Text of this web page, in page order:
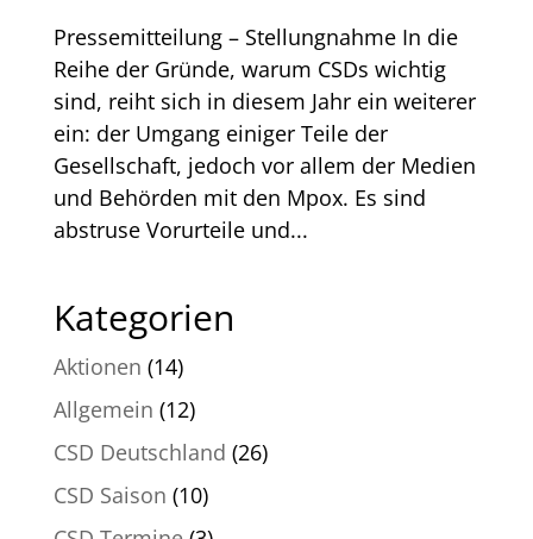
Pressemitteilung – Stellungnahme In die
Reihe der Gründe, warum CSDs wichtig
sind, reiht sich in diesem Jahr ein weiterer
ein: der Umgang einiger Teile der
Gesellschaft, jedoch vor allem der Medien
und Behörden mit den Mpox. Es sind
abstruse Vorurteile und...
Kategorien
Aktionen (14)
Allgemein (12)
CSD Deutschland (26)
CSD Saison (10)